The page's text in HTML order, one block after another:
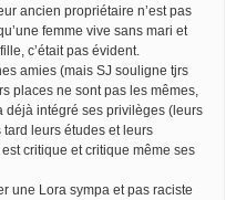
ancien propriétaire n’est pas
femme vive sans mari et
c’était pas évident.
amies (mais SJ souligne tjrs
places ne sont pas les mêmes,
déjà intégré ses privilèges (leurs
leurs études et leurs
critique et critique même ses
une Lora sympa et pas raciste